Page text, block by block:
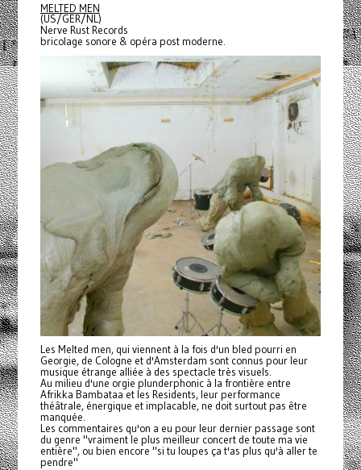
MELTED MEN
(US/GER/NL)
Nerve Rust Records
bricolage sonore & opéra post moderne.
Les Melted men, qui viennent à la fois d'un bled pourri en
Georgie, de Cologne et d'Amsterdam sont connus pour leur
musique étrange alliée à des spectacle très visuels.
Au milieu d'une orgie plunderphonic à la frontière entre
Afrikka Bambataa et les Residents, leur performance
théâtrale, énergique et implacable, ne doit surtout pas être
manquée.
Les commentaires qu'on a eu pour leur dernier passage sont
du genre "vraiment le plus meilleur concert de toute ma vie
entière", ou bien encore "si tu loupes ça t'as plus qu'à aller te
pendre"